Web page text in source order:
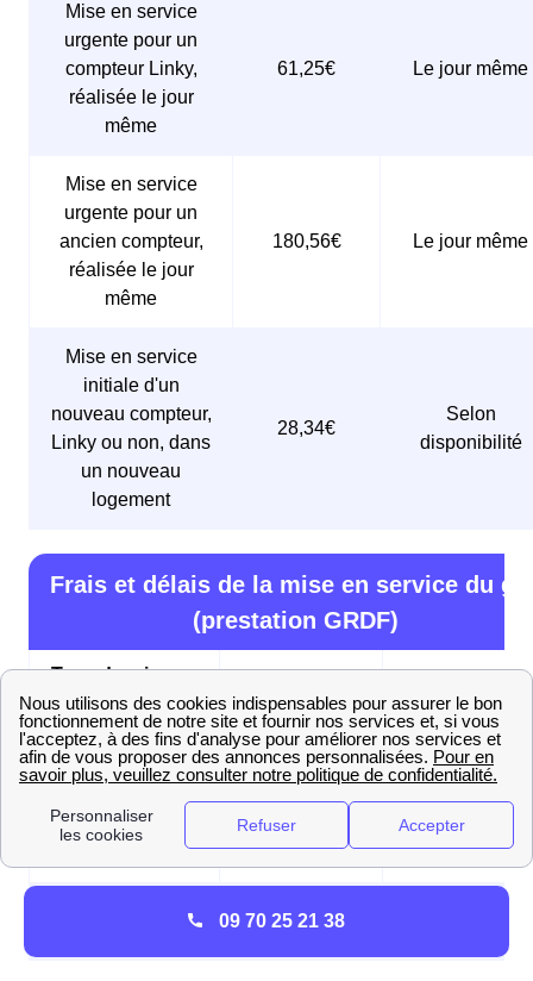
Mise en service
urgente pour un
compteur Linky,
réalisée le jour
même
61,25€ Le jour même
Mise en service
urgente pour un
ancien compteur,
réalisée le jour
même
180,56€ Le jour même
Mise en service
initiale d'un
nouveau compteur,
Linky ou non, dans
un nouveau
logement
28,34€
Selon
disponibilité
Frais et délais de la mise en service du
(prestation GRDF)
Type de mise en
service
🚦 Mise en service
initiale
5 jours ouvrés 21,95 €
🏎️ Mise en service
2 jours ouvrés 70,43 €
Le jour même
09 70 25 21 38